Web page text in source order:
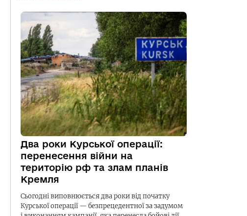
Два роки Курської операції:
перенесення війни на
територію рф та злам планів
Кремля
Сьогодні виповнюється два роки від початку
Курської операції — безпрецедентної за задумом